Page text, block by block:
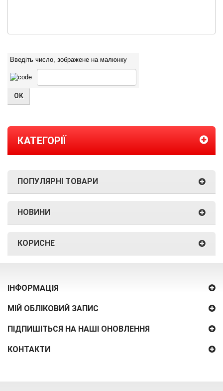
Введіть число, зображене на малюнку
КАТЕГОРІЇ
ПОПУЛЯРНІ ТОВАРИ
НОВИНИ
КОРИСНЕ
ІНФОРМАЦІЯ
МІЙ ОБЛІКОВИЙ ЗАПИС
ПІДПИШІТЬСЯ НА НАШІ ОНОВЛЕННЯ
КОНТАКТИ